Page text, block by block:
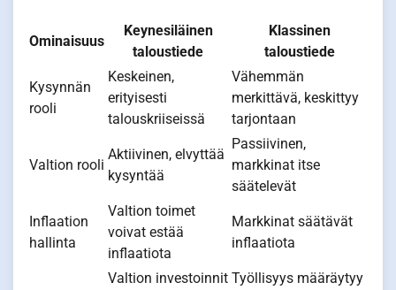
Ominaisuus
Keynesiläinen
taloustiede
Klassinen
taloustiede
Kysynnän
rooli
Keskeinen,
erityisesti
talouskriiseissä
Vähemmän
merkittävä, keskittyy
tarjontaan
Valtion rooli
Aktiivinen, elvyttää
kysyntää
Passiivinen,
markkinat itse
säätelevät
Inflaation
hallinta
Valtion toimet
voivat estää
inflaatiota
Markkinat säätävät
inflaatiota
Valtion investoinnit Työllisyys määräytyy